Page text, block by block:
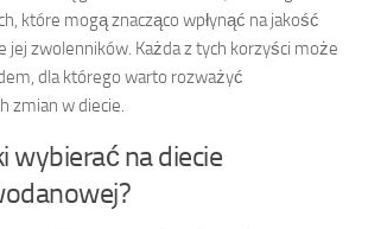
które mogą znacząco wpłynąć na jakość
jej zwolenników. Każda z tych korzyści może
dla którego warto rozważyć
zmian w diecie.
wybierać na diecie